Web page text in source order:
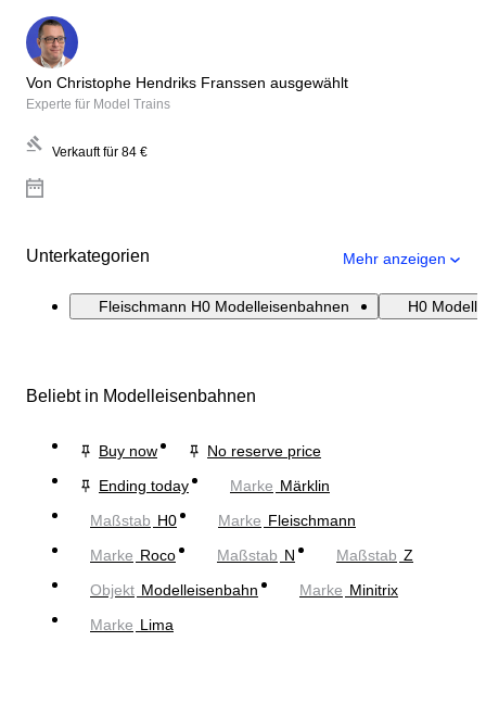
Von Christophe Hendriks Franssen ausgewählt
Experte für Model Trains
Verkauft für 84 €
Unterkategorien Mehr anzeigen
Fleischmann H0 Modelleisenbahnen H0
Beliebt in Modelleisenbahnen
Buy now
No reserve price
Ending today
Marke Märklin
Maßstab H0 Marke Fleischmann
Marke Roco Maßstab N Maßstab Z
Objekt Modelleisenbahn Marke Minitrix
Marke Lima